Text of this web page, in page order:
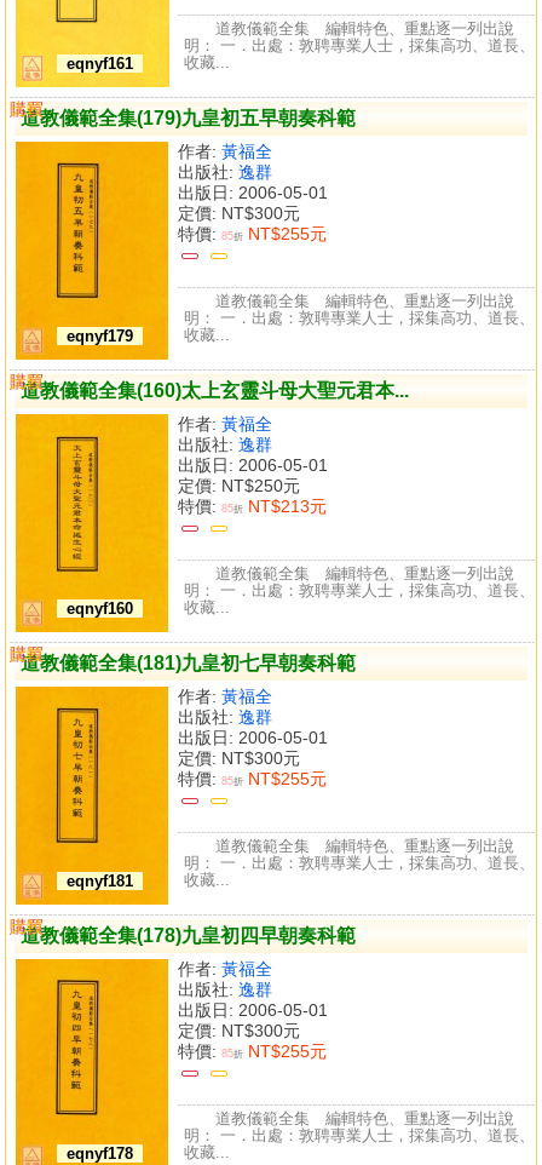
eqnyf161
道教儀範全集 編輯特色、重點逐一列出說
明： 一．出處：敦聘專業人士，採集高功、道長、
收藏...
道教儀範全集(179)九皇初五早朝奏科範
eqnyf179
作者: 黃福全
出版社: 逸群
出版日: 2006-05-01
定價: NT$300元
特價: 85折 NT$255元
購買
比較
道教儀範全集 編輯特色、重點逐一列出說
明： 一．出處：敦聘專業人士，採集高功、道長、
收藏...
道教儀範全集(160)太上玄靈斗母大聖元君本...
eqnyf160
作者: 黃福全
出版社: 逸群
出版日: 2006-05-01
定價: NT$250元
特價: 85折 NT$213元
購買
比較
道教儀範全集 編輯特色、重點逐一列出說
明： 一．出處：敦聘專業人士，採集高功、道長、
收藏...
道教儀範全集(181)九皇初七早朝奏科範
eqnyf181
作者: 黃福全
出版社: 逸群
出版日: 2006-05-01
定價: NT$300元
特價: 85折 NT$255元
購買
比較
道教儀範全集 編輯特色、重點逐一列出說
明： 一．出處：敦聘專業人士，採集高功、道長、
收藏...
道教儀範全集(178)九皇初四早朝奏科範
eqnyf178
作者: 黃福全
出版社: 逸群
出版日: 2006-05-01
定價: NT$300元
特價: 85折 NT$255元
購買
比較
道教儀範全集 編輯特色、重點逐一列出說
明： 一．出處：敦聘專業人士，採集高功、道長、
收藏...